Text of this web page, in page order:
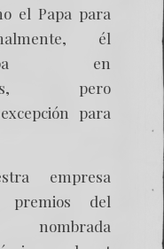
el Papa para
él
en
pero
para
empresa
premios del